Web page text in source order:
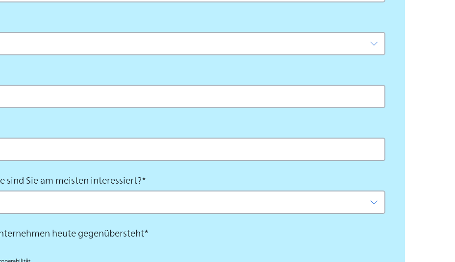
sind Sie am meisten interessiert?*
heute gegenübersteht*